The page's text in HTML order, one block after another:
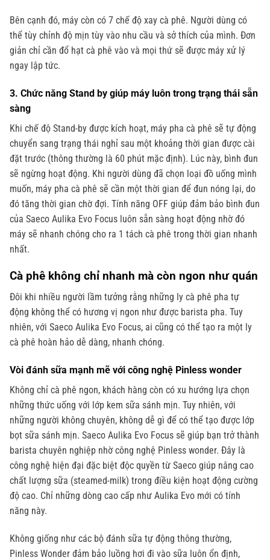
Bên cạnh đó, máy còn có 7 chế độ xay cà phê. Người dùng có
thể tùy chỉnh độ mịn tùy vào nhu cầu và sở thích của mình. Đơn
giản chỉ cần đổ hạt cà phê vào và mọi thứ sẽ được máy xử lý
ngay lập tức.
3. Chức năng Stand by giúp máy luôn trong trạng thái sẵn
sàng
Khi chế độ Stand-by được kích hoạt, máy pha cà phê sẽ tự động
chuyển sang trạng thái nghỉ sau một khoảng thời gian được cài
đặt trước (thông thường là 60 phút mặc định). Lúc này, bình đun
sẽ ngừng hoạt động. Khi người dùng đã chọn loại đồ uống mình
muốn, máy pha cà phê sẽ cần một thời gian để đun nóng lại, do
đó tăng thời gian chờ đợi. Tính năng OFF giúp đảm bảo bình đun
của Saeco Aulika Evo Focus luôn sẵn sàng hoạt động nhờ đó
máy sẽ nhanh chóng cho ra 1 tách cà phê trong thời gian nhanh
nhất.
Cà phê không chỉ nhanh mà còn ngon như quán
Đôi khi nhiều người lầm tưởng rằng những ly cà phê pha tự
động không thể có hương vị ngon như được barista pha. Tuy
nhiên, với Saeco Aulika Evo Focus, ai cũng có thể tạo ra một ly
cà phê hoàn hảo dễ dàng, nhanh chóng.
Vòi đánh sữa mạnh mẽ với công nghệ Pinless wonder
Không chỉ cà phê ngon, khách hàng còn có xu hướng lựa chọn
những thức uống với lớp kem sữa sánh mịn. Tuy nhiên, với
những người không chuyên, không dễ gì để có thể tạo được lớp
bọt sữa sánh mịn. Saeco Aulika Evo Focus sẽ giúp bạn trở thành
barista chuyên nghiệp nhờ công nghệ Pinless wonder. Đây là
công nghệ hiện đại đặc biệt độc quyền từ Saeco giúp nâng cao
chất lượng sữa (steamed-milk) trong điều kiện hoạt động cường
độ cao. Chỉ những dòng cao cấp như Aulika Evo mới có tính
năng này.
Không giống như các bộ đánh sữa tự động thông thường,
Pinless Wonder đảm bảo luồng hơi đi vào sữa luôn ổn định,